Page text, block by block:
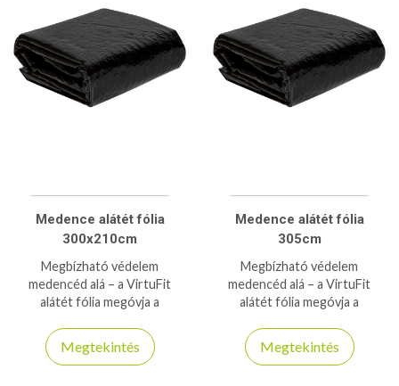
gondolkodik.
gondolkodik.
Medence alátét fólia
300x210cm
Megbízható védelem
medencéd alá – a VirtuFit
alátét fólia megóvja a
meghosszabbítja a medence
élettartamát. Ideális választás
Megtekintés
Medence alátét fólia
305cm
Megbízható védelem
medencéd alá – a VirtuFit
alátét fólia megóvja a
meghosszabbítja a medence
élettartamát. Ideális választás
Megtekintés